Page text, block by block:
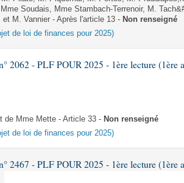
Soudais, Mme Stambach-Terrenoir, M.
et M. Vannier - Après l'article 13 - Non renseigné
de loi de finances pour 2025)
2062 - PLF POUR 2025 - 1ère lecture (1ère
de Mme Mette - Article 33 - Non renseigné
de loi de finances pour 2025)
2467 - PLF POUR 2025 - 1ère lecture (1ère